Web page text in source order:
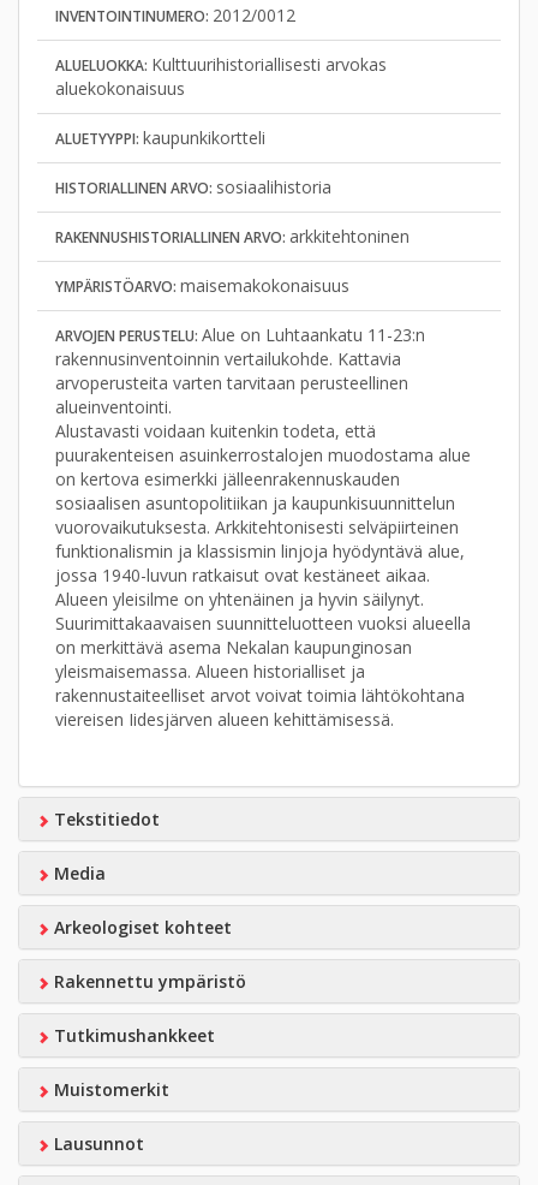
INVENTOINTINUMERO: 2012/0012
ALUELUOKKA: Kulttuurihistoriallisesti arvokas
aluekokonaisuus
ALUETYYPPI: kaupunkikortteli
HISTORIALLINEN ARVO: sosiaalihistoria
RAKENNUSHISTORIALLINEN ARVO: arkkitehtoninen
YMPÄRISTÖARVO: maisemakokonaisuus
ARVOJEN PERUSTELU: Alue on Luhtaankatu 11-23:n
rakennusinventoinnin vertailukohde. Kattavia
arvoperusteita varten tarvitaan perusteellinen
alueinventointi.
Alustavasti voidaan kuitenkin todeta, että
puurakenteisen asuinkerrostalojen muodostama alue
on kertova esimerkki jälleenrakennuskauden
sosiaalisen asuntopolitiikan ja kaupunkisuunnittelun
vuorovaikutuksesta. Arkkitehtonisesti selväpiirteinen
funktionalismin ja klassismin linjoja hyödyntävä alue,
jossa 1940-luvun ratkaisut ovat kestäneet aikaa.
Alueen yleisilme on yhtenäinen ja hyvin säilynyt.
Suurimittakaavaisen suunnitteluotteen vuoksi alueella
on merkittävä asema Nekalan kaupunginosan
yleismaisemassa. Alueen historialliset ja
rakennustaiteelliset arvot voivat toimia lähtökohtana
viereisen Iidesjärven alueen kehittämisessä.
Tekstitiedot
Media
Arkeologiset kohteet
Rakennettu ympäristö
Tutkimushankkeet
Muistomerkit
Lausunnot